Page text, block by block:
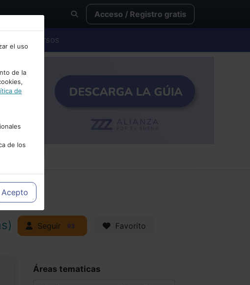
Acceso / Registro gratis
Cursos
el uso
de la
de
de los
más
Acepto
Seguir 93 Favorito
Áreas tematicas